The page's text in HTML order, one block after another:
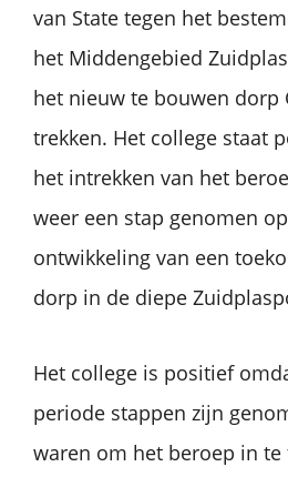
van State tegen het
het Middengebied
het nieuw te bouwen dorp
trekken. Het college staat
het intrekken van het
weer een stap genomen
ontwikkeling van een
dorp in de diepe
Het college is positief
periode stappen zijn
waren om het beroep in te